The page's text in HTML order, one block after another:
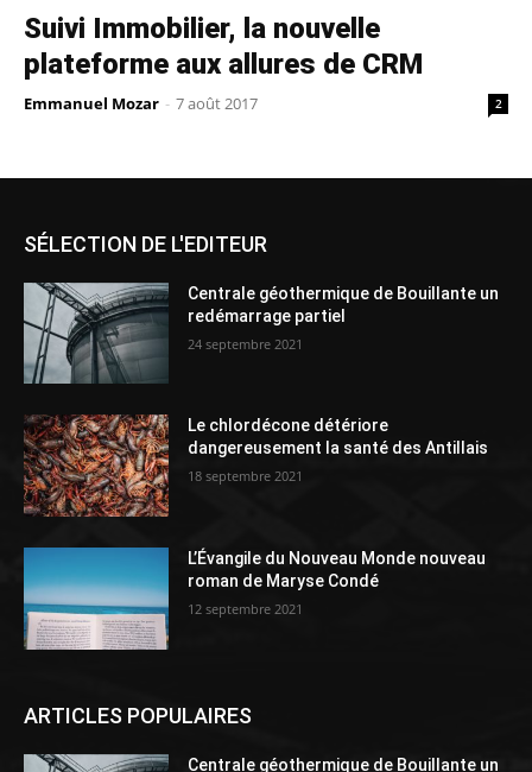
Suivi Immobilier, la nouvelle
plateforme aux allures de CRM
Emmanuel Mozar - 7 août 2017 2
SÉLECTION DE L'EDITEUR
Centrale géothermique de Bouillante un
redémarrage partiel
24 septembre 2021
Le chlordécone détériore
dangereusement la santé des Antillais
18 septembre 2021
L’Évangile du Nouveau Monde nouveau
roman de Maryse Condé
12 septembre 2021
ARTICLES POPULAIRES
Centrale géothermique de Bouillante un